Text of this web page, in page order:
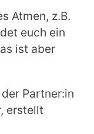
Atmen, z.B.
euch ein
ist aber
Partner:in
erstellt